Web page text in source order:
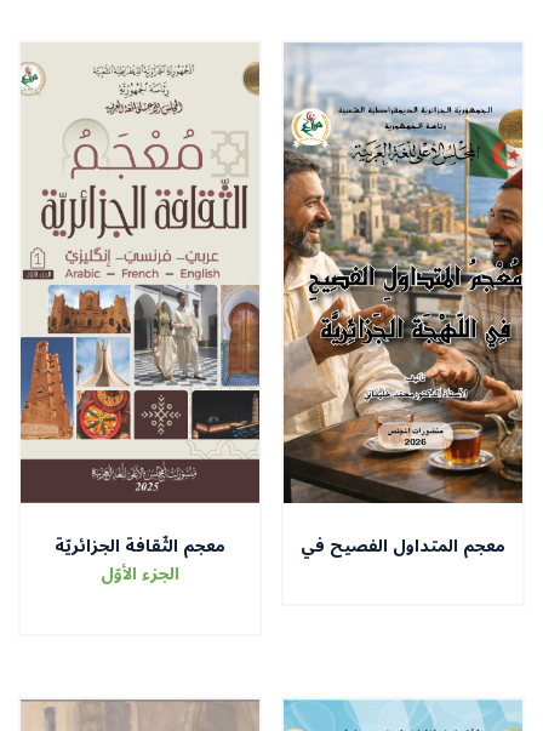
معجم المتداول الفصيح في معجم الثّقافة الجزائريّة
الجزء الأوّل